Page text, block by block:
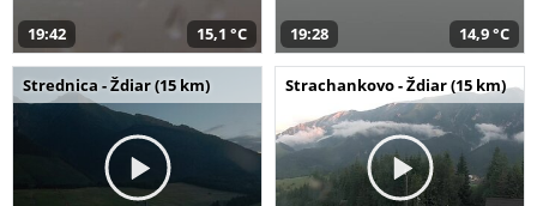
19:42 15,1 °C 19:28 14,9 °C
Strednica - Ždiar (15 km) Strachankovo - Ždiar (15 km)